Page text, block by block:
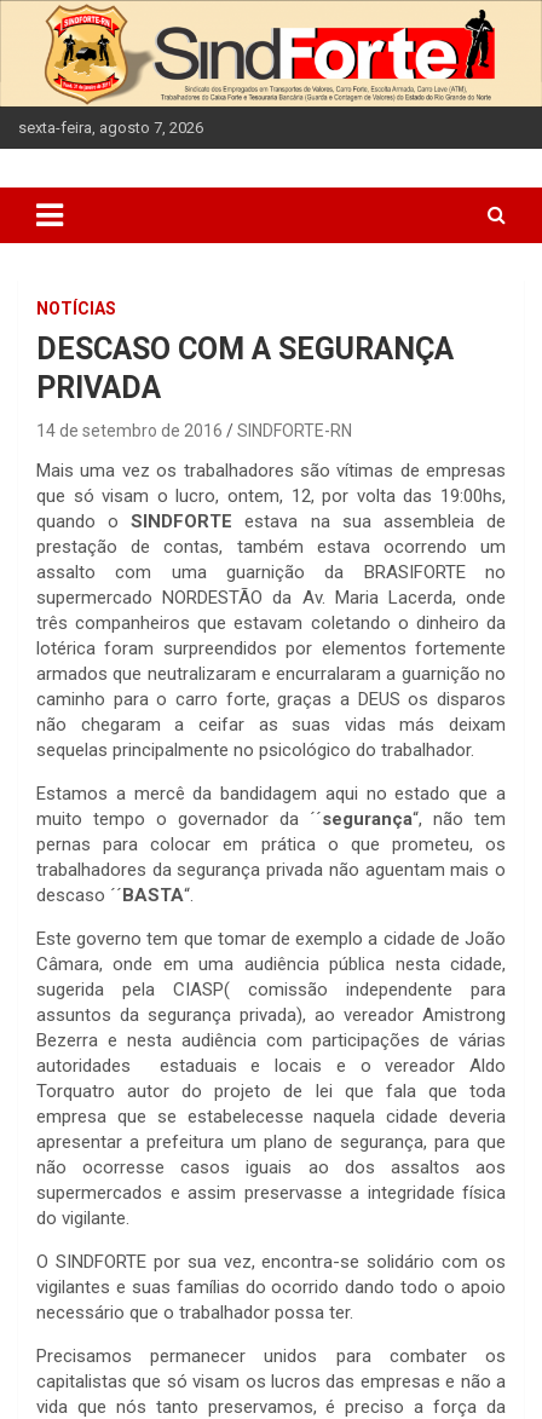
content
sexta-feira, agosto 7, 2026
NOTÍCIAS
DESCASO COM A SEGURANÇA
PRIVADA
14 de setembro de 2016 SINDFORTE-RN
Mais uma vez os trabalhadores são vítimas de empresas
que só visam o lucro, ontem, 12, por volta das 19:00hs,
quando oSINDFORTE estava na sua assembleia de
prestação de contas, também estava ocorrendo um
assalto com uma guarnição da BRASIFORTE no
supermercado NORDESTÃO da Av. Maria Lacerda, onde
três companheiros que estavam coletando o dinheiro da
lotérica foram surpreendidos por elementos fortemente
armados que neutralizaram e encurralaram a guarnição no
caminho para o carro forte, graças a DEUS os disparos
não chegaram a ceifar as suas vidas más deixam
sequelas principalmente no psicológico do trabalhador.
Estamos a mercê da bandidagem aqui no estado que a
muito tempo o governador da ´´segurança“, não tem
pernas para colocar em prática o que prometeu, os
trabalhadores da segurança privada não aguentam mais o
descaso ´´BASTA“.
Este governo tem que tomar de exemplo a cidade de João
Câmara, onde em uma audiência pública nesta cidade,
sugerida pela CIASP( comissão independente para
assuntos da segurança privada), ao vereador Amistrong
Bezerra e nesta audiência com participações de várias
autoridades estaduais e locais e o vereador Aldo
Torquatro autor do projeto de lei que fala que toda
empresa que se estabelecesse naquela cidade deveria
apresentar a prefeitura um plano de segurança, para que
não ocorresse casos iguais ao dos assaltos aos
supermercados e assim preservasse a integridade física
do vigilante.
O SINDFORTE por sua vez, encontra-se solidário com os
vigilantes e suas famílias do ocorrido dando todo o apoio
necessário que o trabalhador possa ter.
Precisamos permanecer unidos para combater os
capitalistas que só visam os lucros das empresas e não a
vida que nós tanto preservamos, é preciso a força da